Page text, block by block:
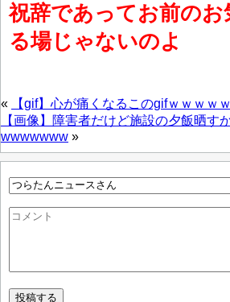
祝辞であってお前のお
る場じゃないのよ
«
【gif】心が痛くなるこのgifｗｗｗｗ
【画像】障害者だけど施設の夕飯晒す
wwwwwww »